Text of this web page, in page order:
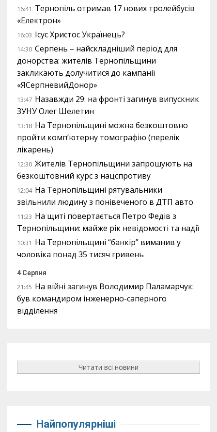
16:41 Тернопіль отримав 17 нових тролейбусів
«Електрон»
16:03 Ісус Христос Українець?
14:30 Серпень – найскладніший період для
донорства: жителів Тернопільщини
закликають долучитися до кампанії
«ЯСерпневийДонор»
13:47 Назавжди 29: на фронті загинув випускник
ЗУНУ Олег Шелетин
13:18 На Тернопільщині можна безкоштовно
пройти комп’ютерну томографію (перелік
лікарень)
12:30 Жителів Тернопільщини запрошують на
безкоштовний курс з нацспротиву
12:04 На Тернопільщині рятувальники
звільнили людину з понівеченого в ДТП авто
11:23 На щиті повертається Петро Федів з
Тернопільщини: майже рік невідомості та надії
10:31 На Тернопільщині “банкір” виманив у
чоловіка понад 35 тисяч гривень
4 Серпня
21:45 На війні загинув Володимир Паламарчук:
був командиром інженерно-саперного
відділення
Читати всі новини
Найпопулярніші